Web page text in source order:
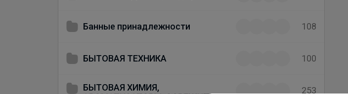
Банные принадлежности 108
БЫТОВАЯ ТЕХНИКА 100
БЫТОВАЯ ХИМИЯ,
253